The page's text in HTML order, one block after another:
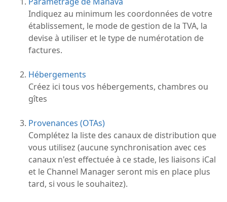
Indiquez au minimum les coordonnées de votre
établissement, le mode de gestion de la TVA, la
devise à utiliser et le type de numérotation de
factures.
Hébergements
Créez ici tous vos hébergements, chambres ou
gîtes
Provenances (OTAs)
Complétez la liste des canaux de distribution que
vous utilisez (aucune synchronisation avec ces
canaux n'est effectuée à ce stade, les liaisons iCal
et le Channel Manager seront mis en place plus
tard, si vous le souhaitez).